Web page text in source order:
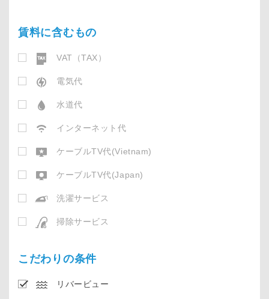
賃料に含むもの
VAT（TAX）
電気代
水道代
インターネット代
ケーブルTV代(Vietnam)
ケーブルTV代(Japan)
洗濯サービス
掃除サービス
こだわりの条件
リバービュー